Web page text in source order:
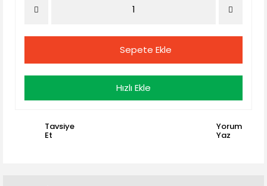
Sepete Ekle
Hızlı Ekle
Tavsiye
Et
Yorum
Yaz